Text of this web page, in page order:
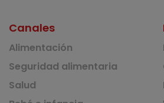
Canales
Alimentación
Seguridad alimentaria
Salud